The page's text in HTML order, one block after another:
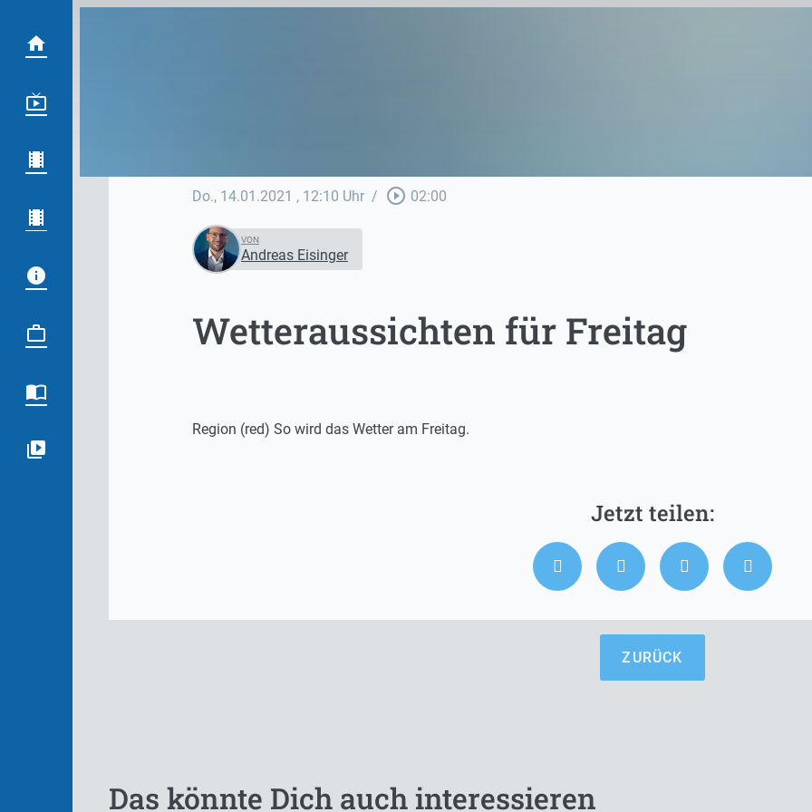
Do., 14.01.2021 , 12:10 Uhr / play_circle_outline 02:00
VON
Andreas Eisinger
Wetteraussichten für Freitag
Region (red) So wird das Wetter am Freitag.
ZURÜCK
Das könnte Dich auch interessieren